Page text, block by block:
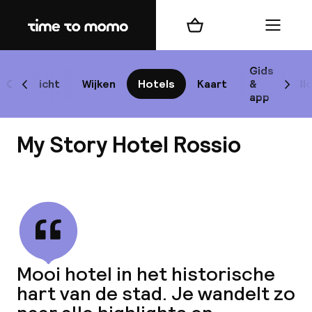
Home
Overzicht Wijken Hotels Kaart
Gids
&
app
Scroll naar links
Winkelmand Menu
My Story Hotel Rossio
Mooi hotel in het historische
hart van de stad. Je wandelt zo